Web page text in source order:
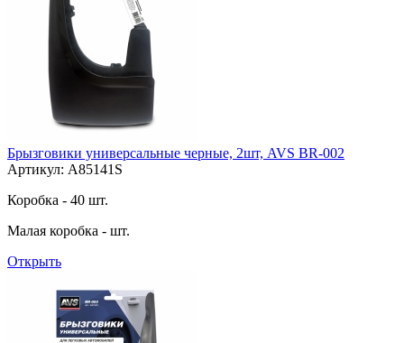
Брызговики универсальные черные, 2шт, AVS BR-002
Артикул: A85141S
Коробка - 40 шт.
Малая коробка - шт.
Открыть